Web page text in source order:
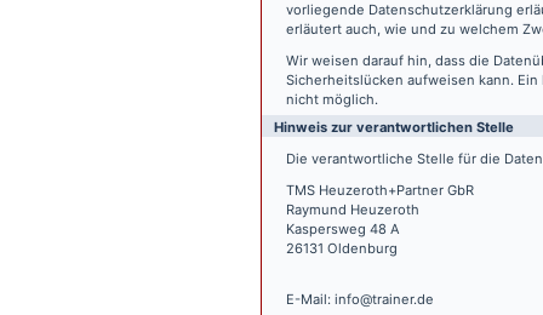
vorliegende Datenschutzerklärung
erläutert auch, wie und zu welchem
Wir weisen darauf hin, dass die
Sicherheitslücken aufweisen kann.
nicht möglich.
Hinweis zur verantwortlichen Stelle
Die verantwortliche Stelle für die
TMS Heuzeroth+Partner GbR
Raymund Heuzeroth
Kaspersweg 48 A
26131 Oldenburg
E-Mail: info@trainer.de